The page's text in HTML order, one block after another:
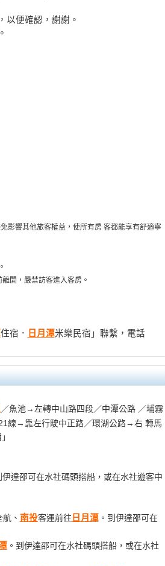
以便確認，謝謝。
影響其他旅客權益，使所有房 客都能享有舒適寧
開，嚴禁訪客進入客房。
住宿． 日月潭米樂民宿」聯繫，電話
／魚池→左轉中山路四段／中潭公路 ／埔霧
線→靠左行駛中正路／環湖公路→右 轉馬
伊達邵可在水社碼頭搭船，或在水社遊客中
、 南投客運前往 日月潭。到伊達邵可在
。到伊達邵可在水社碼頭搭船，或在水社